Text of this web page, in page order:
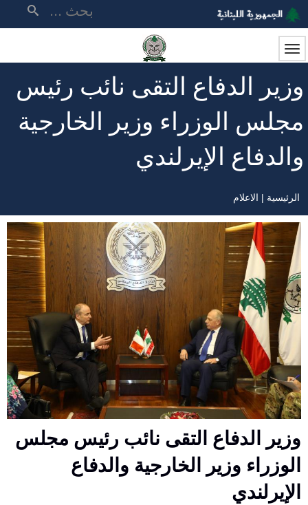
تجاوز
إلى
المحتوى
الرئيسي
وزير الدفاع التقى نائب رئيس
مجلس الوزراء وزير الخارجية
والدفاع الإيرلندي
مسار
التنقل
الرئيسية الاعلام
وزير الدفاع التقى نائب رئيس مجلس
الوزراء وزير الخارجية والدفاع
الإيرلندي